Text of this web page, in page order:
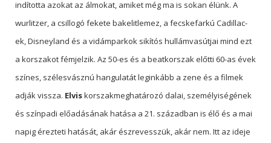
indította azokat az álmokat, amiket még ma is sokan élünk. A
wurlitzer, a csillogó fekete bakelitlemez, a fecskefarkú Cadillac-
ek, Disneyland és a vidámparkok sikítós hullámvasútjai mind ezt
a korszakot fémjelzik. Az 50-es és a beatkorszak előtti 60-as évek
színes, szélesvásznú hangulatát leginkább a zene és a filmek
adják vissza. Elviskorszakmeghatározó dalai, személyiségének
és színpadi előadásának hatása a 21. században is élő és a mai
napig érezteti hatását, akár észrevesszük, akár nem. Itt az ideje